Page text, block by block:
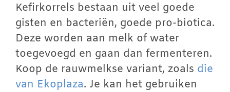
Kefirkorrels bestaan uit veel goede
gisten en bacteriën, goede pro-biotica.
Deze worden aan melk of water
toegevoegd en gaan dan fermenteren.
Koop de rauwmelkse variant, zoals die
van Ekoplaza. Je kan het gebruiken